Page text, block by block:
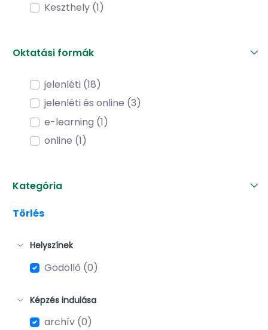
Keszthely (1)
Oktatási formák
jelenléti (18)
jelenléti és online (3)
e-learning (1)
online (1)
Kategória
Törlés
Helyszínek
Gödöllő (0)
Képzés indulása
archív (0)